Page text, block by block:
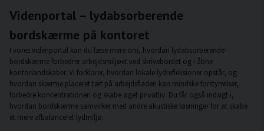
Videnportal – lydabsorberende
bordskærme på kontoret
I vores videnportal kan du læse mere om, hvordan lydabsorberende
bordskærme forbedrer arbejdsmiljøet ved skrivebordet og i åbne
kontorlandskaber. Vi forklarer, hvordan lokale lydrefleksioner opstår, og
hvordan skærme placeret tæt på arbejdsfladen kan mindske forstyrrelser,
forbedre koncentrationen og skabe øget privatliv. Du får også indsigt i,
hvordan bordskærme samvirker med andre akustiske løsninger for at skabe
et mere afbalanceret lydmiljø.